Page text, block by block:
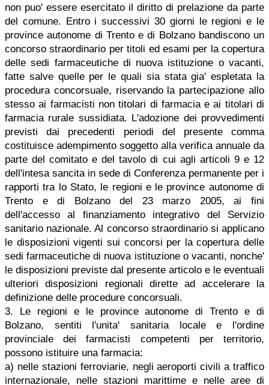
non puo' essere esercitato il diritto di prelazione da parte
del comune. Entro i successivi 30 giorni le regioni e le
province autonome di Trento e di Bolzano bandiscono un
concorso straordinario per titoli ed esami per la copertura
delle sedi farmaceutiche di nuova istituzione o vacanti,
fatte salve quelle per le quali sia stata gia' espletata la
procedura concorsuale, riservando la partecipazione allo
stesso ai farmacisti non titolari di farmacia e ai titolari di
farmacia rurale sussidiata. L'adozione dei provvedimenti
previsti dai precedenti periodi del presente comma
costituisce adempimento soggetto alla verifica annuale da
parte del comitato e del tavolo di cui agli articoli 9 e 12
dell'intesa sancita in sede di Conferenza permanente per i
rapporti tra lo Stato, le regioni e le province autonome di
Trento e di Bolzano del 23 marzo 2005, ai fini
dell'accesso al finanziamento integrativo del Servizio
sanitario nazionale. Al concorso straordinario si applicano
le disposizioni vigenti sui concorsi per la copertura delle
sedi farmaceutiche di nuova istituzione o vacanti, nonche'
le disposizioni previste dal presente articolo e le eventuali
ulteriori disposizioni regionali dirette ad accelerare la
definizione delle procedure concorsuali.
3. Le regioni e le province autonome di Trento e di
Bolzano, sentiti l'unita' sanitaria locale e l'ordine
provinciale dei farmacisti competenti per territorio,
possono istituire una farmacia:
a) nelle stazioni ferroviarie, negli aeroporti civili a traffico
internazionale, nelle stazioni marittime e nelle aree di